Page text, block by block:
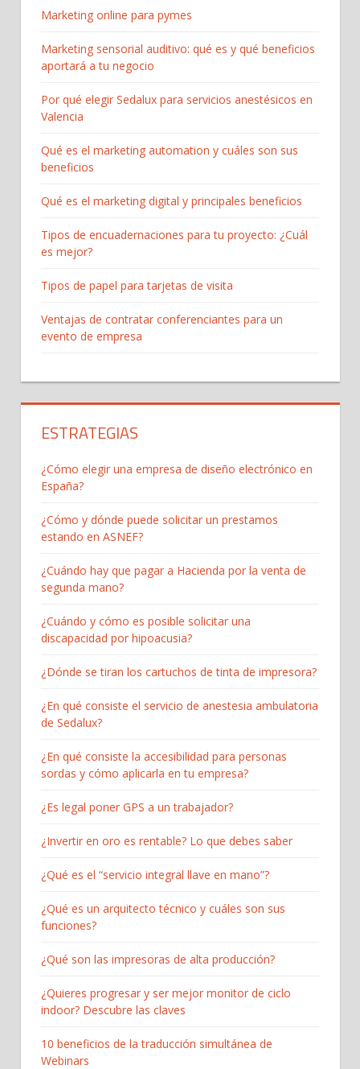
Marketing online para pymes
Marketing sensorial auditivo: qué es y qué beneficios
aportará a tu negocio
Por qué elegir Sedalux para servicios anestésicos en
Valencia
Qué es el marketing automation y cuáles son sus
beneficios
Qué es el marketing digital y principales beneficios
Tipos de encuadernaciones para tu proyecto: ¿Cuál
es mejor?
Tipos de papel para tarjetas de visita
Ventajas de contratar conferenciantes para un
evento de empresa
ESTRATEGIAS
¿Cómo elegir una empresa de diseño electrónico en
España?
¿Cómo y dónde puede solicitar un prestamos
estando en ASNEF?
¿Cuándo hay que pagar a Hacienda por la venta de
segunda mano?
¿Cuándo y cómo es posible solicitar una
discapacidad por hipoacusia?
¿Dónde se tiran los cartuchos de tinta de impresora?
¿En qué consiste el servicio de anestesia ambulatoria
de Sedalux?
¿En qué consiste la accesibilidad para personas
sordas y cómo aplicarla en tu empresa?
¿Es legal poner GPS a un trabajador?
¿Invertir en oro es rentable? Lo que debes saber
¿Qué es el “servicio integral llave en mano”?
¿Qué es un arquitecto técnico y cuáles son sus
funciones?
¿Qué son las impresoras de alta producción?
¿Quieres progresar y ser mejor monitor de ciclo
indoor? Descubre las claves
10 beneficios de la traducción simultánea de
Webinars